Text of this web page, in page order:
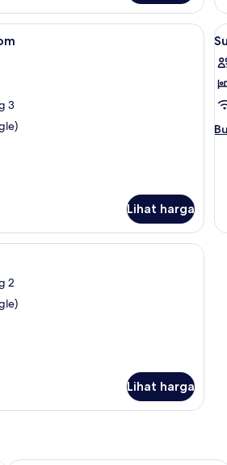
Superior Triple Room | Meja, Wi-fi
3
Lihat harga
2
Lihat harga